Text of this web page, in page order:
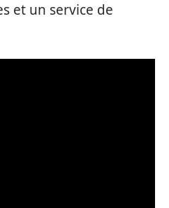
et un service de